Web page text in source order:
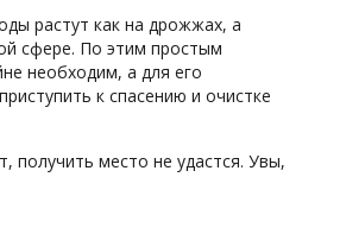
растут как на дрожжах, а
сфере. По этим простым
необходим, а для его
к спасению и очистке
получить место не удастся. Увы,